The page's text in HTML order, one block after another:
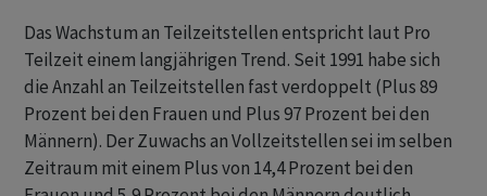
Das Wachstum an Teilzeitstellen entspricht laut Pro
Teilzeit einem langjährigen Trend. Seit 1991 habe sich
die Anzahl an Teilzeitstellen fast verdoppelt (Plus 89
Prozent bei den Frauen und Plus 97 Prozent bei den
Männern). Der Zuwachs an Vollzeitstellen sei im selben
Zeitraum mit einem Plus von 14,4 Prozent bei den